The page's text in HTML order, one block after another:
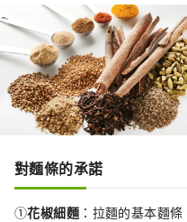
對麵條的承諾
①花椒細麵 ：拉麵的基本麵